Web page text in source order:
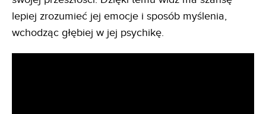
lepiej zrozumieć jej emocje i sposób myślenia,
wchodząc głębiej w jej psychikę.